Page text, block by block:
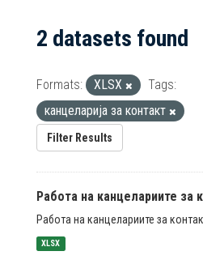
2 datasets found
Formats: XLSX
Tags:
канцеларија за контакт
Filter Results
Работа на канцелариите за
Работа на канцелариите за
XLSX